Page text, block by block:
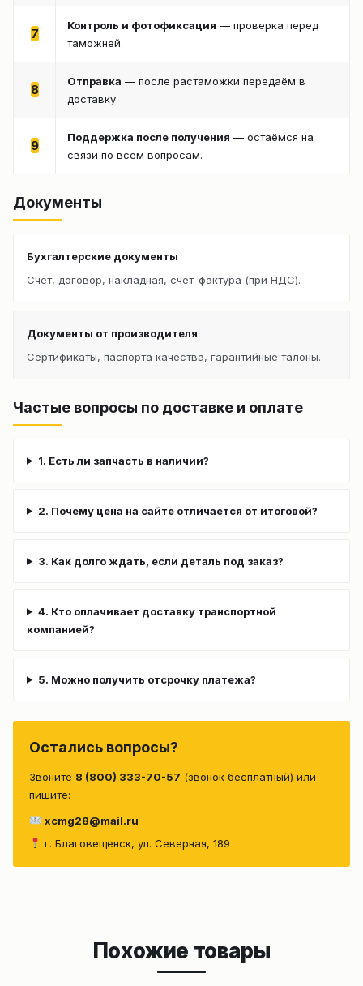
7
Контроль и фотофиксация — проверка перед
таможней.
8
Отправка — после растаможки передаём в
доставку.
9
Поддержка после получения — остаёмся на
связи по всем вопросам.
Документы
Бухгалтерские документы
Счёт, договор, накладная, счёт-фактура (при НДС).
Документы от производителя
Сертификаты, паспорта качества, гарантийные талоны.
Частые вопросы по доставке и оплате
1. Есть ли запчасть в наличии?
2. Почему цена на сайте отличается от итоговой?
3. Как долго ждать, если деталь под заказ?
4. Кто оплачивает доставку транспортной
компанией?
5. Можно получить отсрочку платежа?
Остались вопросы?
Звоните 8 (800) 333-70-57 (звонок бесплатный) или
пишите:
xcmg28@mail.ru
г. Благовещенск, ул. Северная, 189
Похожие товары